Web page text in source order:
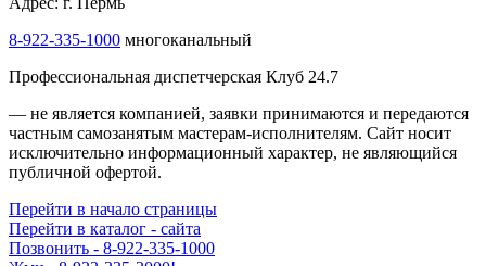
8-922-335-1000 многоканальный
Профессиональная диспетчерская Клуб 24.7
— не является компанией, заявки принимаются и передаются
частным самозанятым мастерам‑исполнителям. Сайт носит
исключительно информационный характер, не являющийся
публичной офертой.
Перейти в начало страницы
Перейти в каталог - сайта
Позвонить - 8-922-335-1000